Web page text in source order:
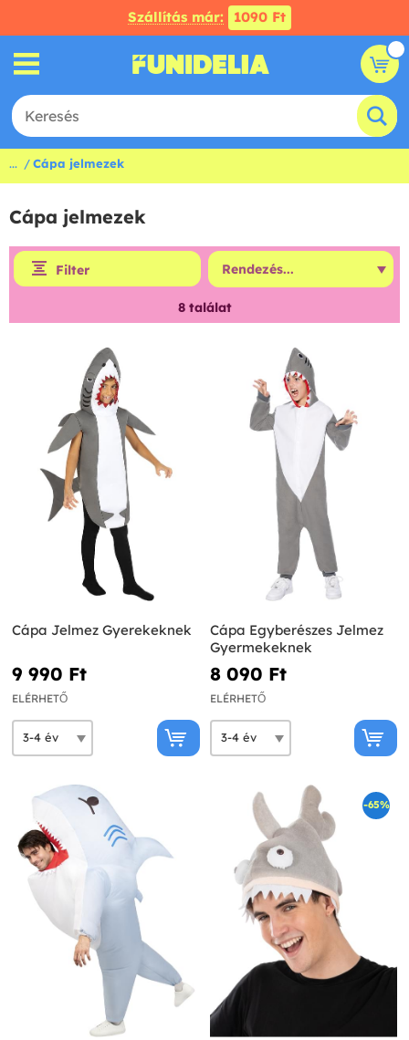
Szállítás már: 1090 Ft
... Cápa jelmezek
Cápa jelmezek
Filter
8találat
Cápa Jelmez Gyerekeknek
9 990 Ft‎
ELÉRHETŐ
Cápa Egyberészes Jelmez
Gyermekeknek
8 090 Ft‎
ELÉRHETŐ
-65%